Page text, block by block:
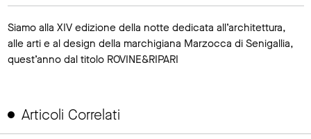
Siamo alla XIV edizione della notte dedicata all’architettura,
alle arti e al design della marchigiana Marzocca di Senigallia,
quest’anno dal titolo ROVINE&RIPARI
Articoli Correlati